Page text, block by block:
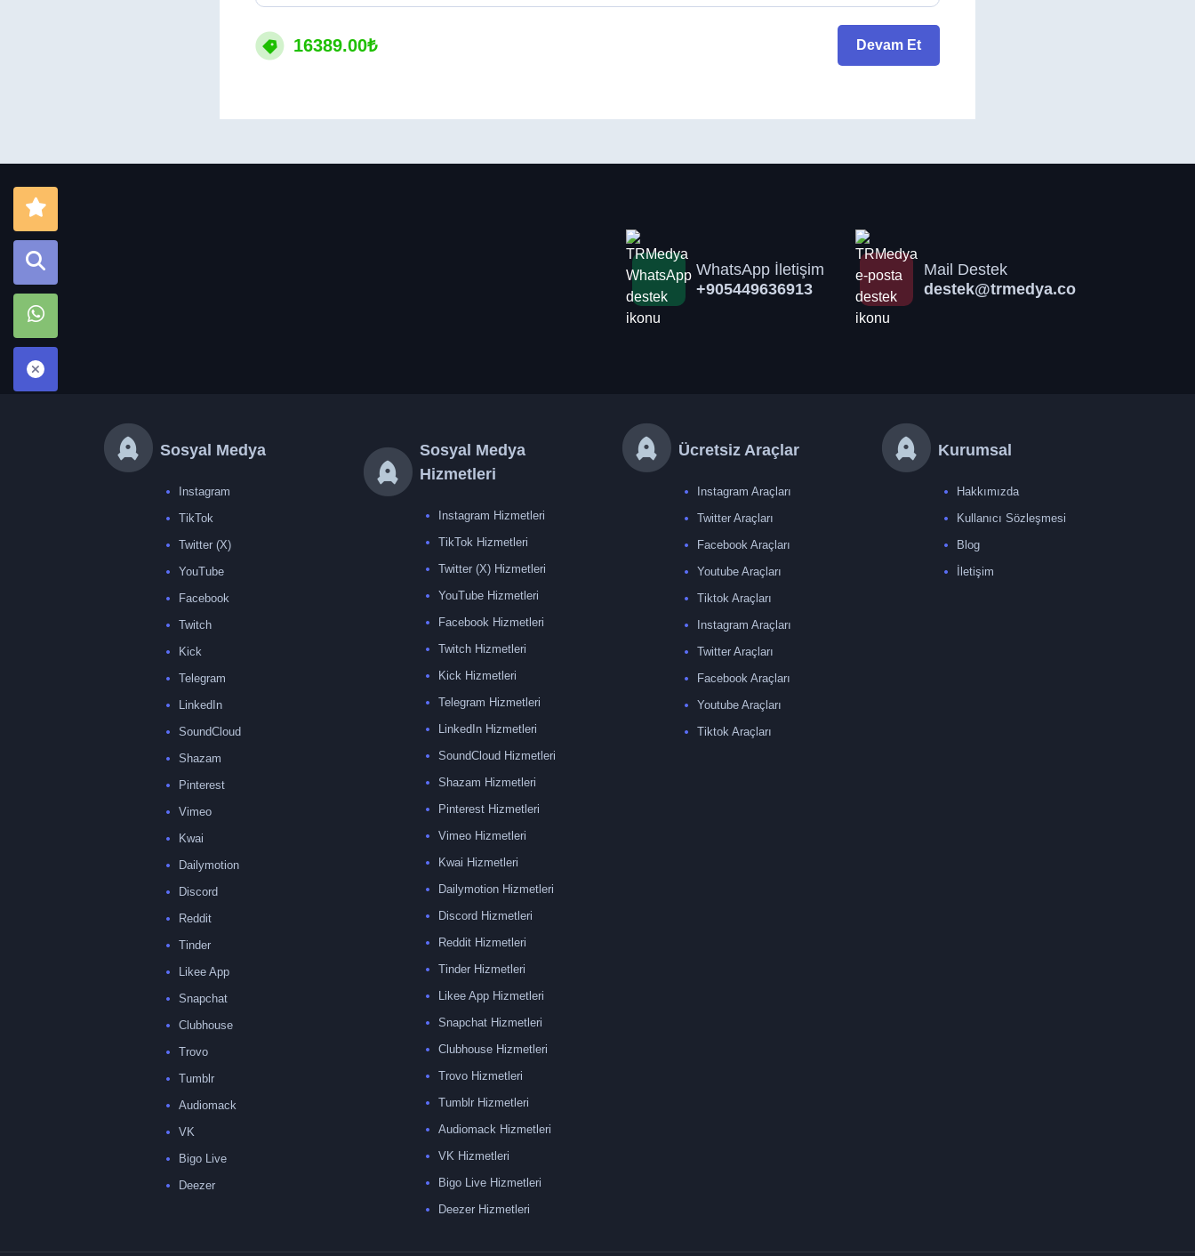
16389.00₺ Devam Et
WhatsApp İletişim
+905449636913
Mail Destek
destek@trmedya.co
Sosyal Medya
Instagram
TikTok
Twitter (X)
YouTube
Facebook
Twitch
Kick
Telegram
LinkedIn
SoundCloud
Shazam
Pinterest
Vimeo
Kwai
Dailymotion
Discord
Reddit
Tinder
Likee App
Snapchat
Clubhouse
Trovo
Tumblr
Audiomack
VK
Bigo Live
Deezer
Sosyal Medya
Hizmetleri
Instagram Hizmetleri
TikTok Hizmetleri
Twitter (X) Hizmetleri
YouTube Hizmetleri
Facebook Hizmetleri
Twitch Hizmetleri
Kick Hizmetleri
Telegram Hizmetleri
LinkedIn Hizmetleri
SoundCloud Hizmetleri
Shazam Hizmetleri
Pinterest Hizmetleri
Vimeo Hizmetleri
Kwai Hizmetleri
Dailymotion Hizmetleri
Discord Hizmetleri
Reddit Hizmetleri
Tinder Hizmetleri
Likee App Hizmetleri
Snapchat Hizmetleri
Clubhouse Hizmetleri
Trovo Hizmetleri
Tumblr Hizmetleri
Audiomack Hizmetleri
VK Hizmetleri
Bigo Live Hizmetleri
Deezer Hizmetleri
Ücretsiz Araçlar
Instagram Araçları
Twitter Araçları
Facebook Araçları
Youtube Araçları
Tiktok Araçları
Instagram Araçları
Twitter Araçları
Facebook Araçları
Youtube Araçları
Tiktok Araçları
Kurumsal
Hakkımızda
Kullanıcı Sözleşmesi
Blog
İletişim